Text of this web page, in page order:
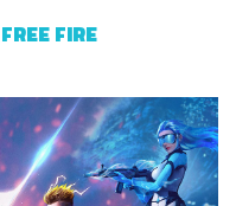
FREE FIRE